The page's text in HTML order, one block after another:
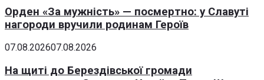
Орден «За мужність» — посмертно: у Славуті
нагороди вручили родинам Героїв
07.08.202607.08.2026
На щиті до Берездівської громади